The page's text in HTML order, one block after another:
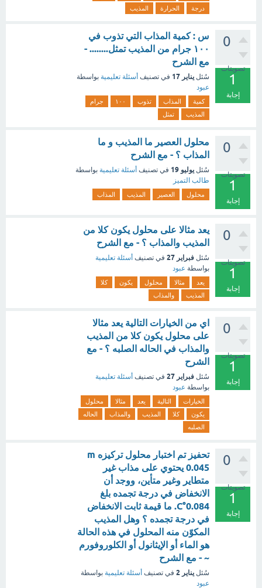
درجة
الحرارة المذيب
0
تصويتات
1
إجابة
س : كمية المذاب التي تذوب في
١٠٠ جرام من المذيب تمثل........ -
مع الشرح
سُئل يناير 17 في تصنيف أسئلة تعليمية بواسطة
عبود
كمية المذاب تذوب ١٠٠
جرام
المذيب
تمثل
0
تصويتات
1
إجابة
محلول العصير ما المذيب و ما
المذاب ؟ - مع الشرح
سُئل يوليو 19 في تصنيف أسئلة تعليمية بواسطة
طالب التميز
محلول العصير المذيب المذاب
0
تصويتات
1
إجابة
يعد مثالا على محلول يكون كلا من
المذيب والمذاب ؟ - مع الشرح
سُئل فبراير 27 في تصنيف أسئلة تعليمية
بواسطة عبود
يعد مثالا محلول يكون
كلا
المذيب
والمذاب
0
تصويتات
1
إجابة
اي من الخيارات التالية يعد مثالا
على محلول يكون كلا من المذيب
والمذاب في الحاله الصلبه ؟ - مع
الشرح
سُئل فبراير 27 في تصنيف أسئلة تعليمية
بواسطة عبود
الخيارات التالية يعد مثالا
محلول
يكون
كلا المذيب والمذاب
الحاله
الصلبه
0
تصويتات
1
إجابة
تحفيز تم اختبار محلول تركيزه m
0.045 يحتوي على مذاب غير
متطاير وغير متأين، ووجد أن
الانخفاض في درجة تجمده بلغ
0.084°C. ما قيمة ثابت الانخفاض
في درجة تجمده ؟ وهل المذيب
المكوّن منه المحلول في هذه الحالة
هو الماء أو الإيثانول أو الكلوروفورم
~ - مع الشرح
سُئل يناير 2 في تصنيف أسئلة تعليمية بواسطة
عبود